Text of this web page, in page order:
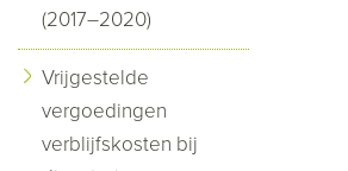
(2017–2020)
Vrijgestelde
vergoedingen
verblijfskosten bij